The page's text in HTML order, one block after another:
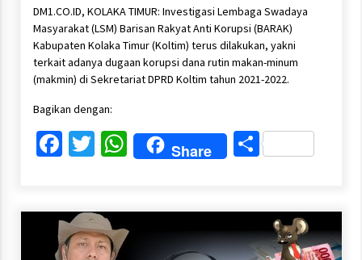
DM1.CO.ID, KOLAKA TIMUR: Investigasi Lembaga Swadaya
Masyarakat (LSM) Barisan Rakyat Anti Korupsi (BARAK)
Kabupaten Kolaka Timur (Koltim) terus dilakukan, yakni
terkait adanya dugaan korupsi dana rutin makan-minum
(makmin) di Sekretariat DPRD Koltim tahun 2021-2022.
Bagikan dengan:
Facebook
Twitter
WhatsApp
Share Share